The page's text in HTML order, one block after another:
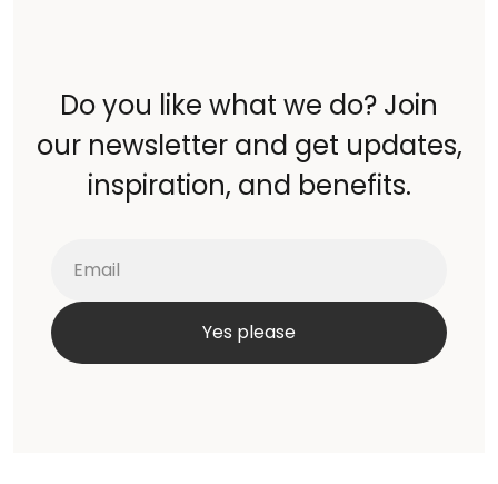
Do you like what we do? Join
our newsletter and get updates,
inspiration, and benefits.